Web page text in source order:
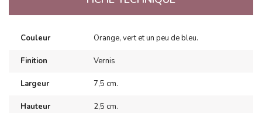
Couleur Orange, vert et un peu de bleu.
Finition Vernis
Largeur 7,5 cm.
Hauteur 2,5 cm.